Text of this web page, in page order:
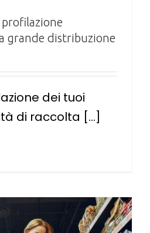
grande distribuzione
dei tuoi
di raccolta [...]